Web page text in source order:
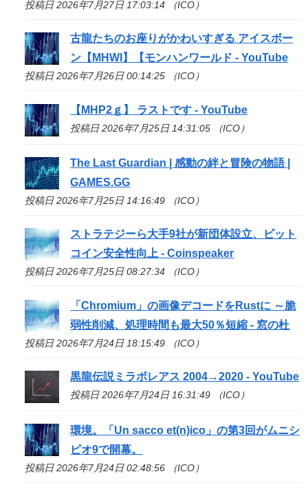
投稿日 2026年7月27日 17:03:14 （ICO）
古龍たちのお座りがかわいすぎる アイスボー
ン【MHWI】【モンハンワールド - YouTube
投稿日 2026年7月26日 00:14:25 （ICO）
【MHP2ｇ】 ラストです - YouTube
投稿日 2026年7月25日 14:31:05 （ICO）
The Last Guardian | 感動の絆と冒険の物語 |
GAMES.GG
投稿日 2026年7月25日 14:16:49 （ICO）
ストラテジーら大手9社が新団体設立、ビット
コイン安全性向上 - Coinspeaker
投稿日 2026年7月25日 08:27:34 （ICO）
「Chromium」の画像デコードをRustに ～脆
弱性削減、処理時間も最大50％短縮 - 窓の杜
投稿日 2026年7月24日 18:15:49 （ICO）
黒龍伝説ミラボレアス 2004→2020 - YouTube
投稿日 2026年7月24日 16:31:49 （ICO）
環境。「Un sacco et(n)ico 」の第3回がムニシ
ピオ9で開幕。
投稿日 2026年7月24日 02:48:56 （ICO）